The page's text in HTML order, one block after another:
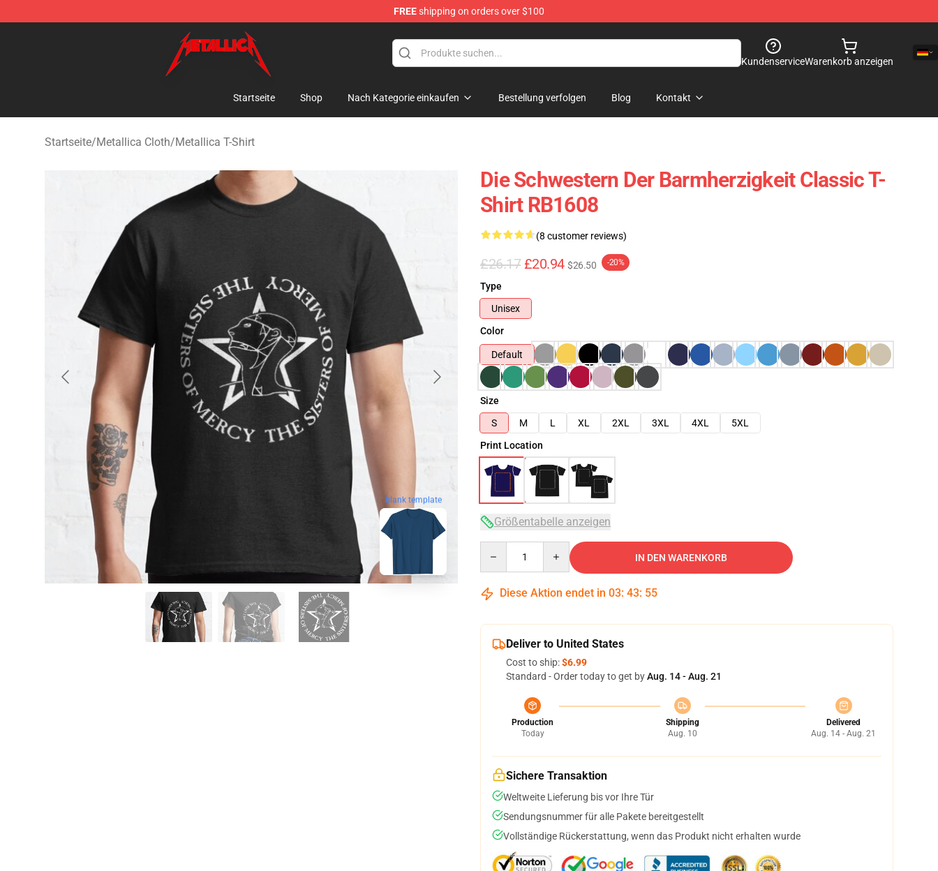
FREEshipping on orders over $100
Metallica Store - Official Metallica Merchandise Shop
KundenserviceWarenkorb anzeigen
Startseite Shop Nach Kategorie einkaufen Bestellung verfolgen Blog Kontakt
Startseite/Metallica Cloth/Metallica T-Shirt
blank template
Die Schwestern Der Barmherzigkeit Classic T-
Shirt RB1608
(8 customer reviews)
£26.17 £20.94 $26.50 -20%
Type
Unisex
Color
Default
Size
S
M L XL 2XL 3XL 4XL
5XL
Print Location
Größentabelle anzeigen
IN DEN WARENKORB
Diese Aktion endet in 03: 43: 54
Deliver to United States
Cost to ship:$6.99
Standard - Order today to get byAug. 14 - Aug. 21
Production
Today
Shipping
Aug. 10
Delivered
Aug. 14 - Aug. 21
Sichere Transaktion
Weltweite Lieferung bis vor Ihre Tür
Sendungsnummer für alle Pakete bereitgestellt
Vollständige Rückerstattung, wenn das Produkt nicht erhalten wurde